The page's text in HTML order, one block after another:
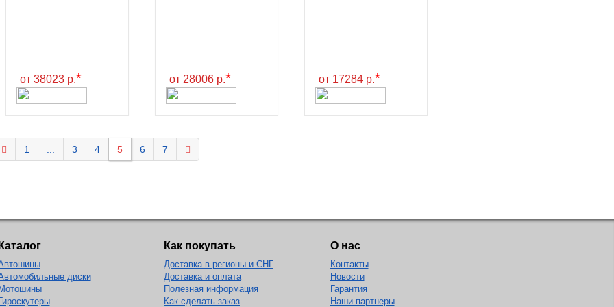
от 38023 р.* от 28006 р.* от 17284 р.*
1 3 4 5 6 7
Каталог
диски
Мотошины
Гироскутеры
Как покупать
Доставка в регионы и СНГ
Доставка и оплата
Полезная информация
Как сделать заказ
О нас
Контакты
Новости
Гарантия
Наши партнеры